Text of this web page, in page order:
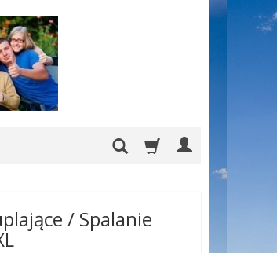
/ Spalanie